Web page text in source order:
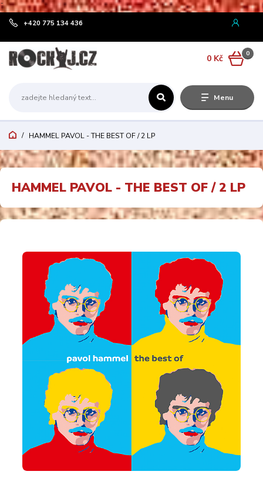
¨
Menu
+420 775 134 436
0
0 Kč
HAMMEL PAVOL - THE BEST OF / 2 LP
HAMMEL PAVOL - THE BEST OF / 2 LP